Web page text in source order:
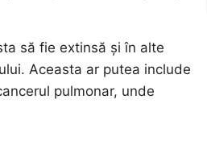
să fie extinsă și în alte
Aceasta ar putea include
pulmonar, unde